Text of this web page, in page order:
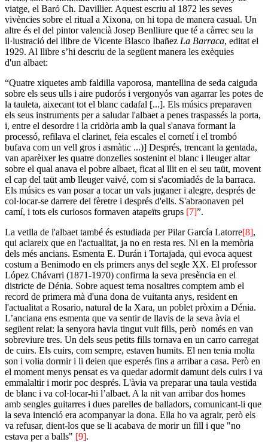
viatge, el Baró Ch. Davillier. Aquest escriu al 1872 les seves
vivències sobre el ritual a Xixona, on hi topa de manera casual. Un
altre és el del pintor valencià Josep Benlliure que té a càrrec seu la
il·lustració del llibre de Vicente Blasco Ibañez La Barraca, editat el
1929. Al llibre s’hi descriu de la següent manera les exèquies
d'un albaet:
“Quatre xiquetes amb faldilla vaporosa, mantellina de seda caiguda
sobre els seus ulls i aire pudorós i vergonyós van agarrar les potes de
la tauleta, aixecant tot el blanc cadafal [...]. Els músics preparaven
els seus instruments per a saludar l'albaet a penes traspassés la porta,
i, entre el desordre i la cridòria amb la qual s'anava formant la
processó, refilava el clarinet, feia escales el cornetí i el trombó
bufava com un vell gros i asmàtic ...)] Després, trencant la gentada,
van aparèixer les quatre donzelles sostenint el blanc i lleuger altar
sobre el qual anava el pobre albaet, ficat al llit en el seu taüt, movent
el cap del taüt amb lleuger vaivé, com si s'acomiadés de la barraca.
Els músics es van posar a tocar un vals juganer i alegre, després de
col·locar-se darrere del fèretre i després d'ells. S'abraonaven pel
camí, i tots els curiosos formaven atapeïts grups [7]”.
La vetlla de l'albaet també és estudiada per Pilar García Latorre[8],
qui aclareix que en l'actualitat, ja no en resta res. Ni en la memòria
dels més ancians. Esmenta E. Durán i Tortajada, qui evoca aquest
costum a Benimodo en els primers anys del segle XX. El professor
López Chávarri (1871-1970) confirma la seva presència en el
districte de Dénia. Sobre aquest tema nosaltres comptem amb el
record de primera mà d'una dona de vuitanta anys, resident en
l'actualitat a Rosario, natural de la Xara, un poblet pròxim a Dénia.
L’anciana ens esmenta que va sentir de llavis de la seva àvia el
següent relat: la senyora havia tingut vuit fills, però només en van
sobreviure tres. Un dels seus petits fills tornava en un carro carregat
de cuirs. Els cuirs, com sempre, estaven humits. El nen tenia molta
son i volia dormir i li deien que esperés fins a arribar a casa. Però en
el moment menys pensat es va quedar adormit damunt dels cuirs i va
emmalaltir i morir poc després. L'àvia va preparar una taula vestida
de blanc i va col·locar-hi l’albaet. A la nit van arribar dos homes
amb sengles guitarres i dues parelles de balladors, comunicant-li que
la seva intenció era acompanyar la dona. Ella ho va agrair, però els
va refusar, dient-los que se li acabava de morir un fill i que "no
estava per a balls" [9].